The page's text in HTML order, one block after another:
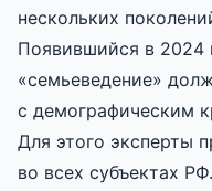
нескольких
Появившийся в 2024
«семьеведение»
с демографическим
Для этого эксперты
во всех субъектах РФ.